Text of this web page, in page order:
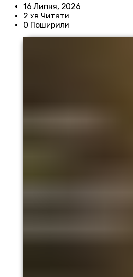
16 Липня, 2026
2 хв Читати
0 Поширили